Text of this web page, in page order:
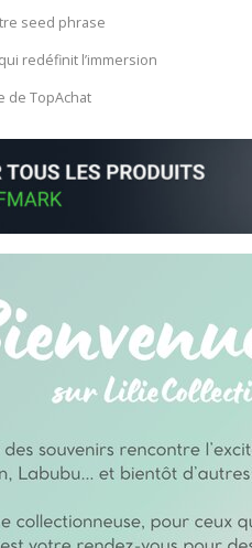
seed phrase
redéfinit l’immersion
de TopAchat